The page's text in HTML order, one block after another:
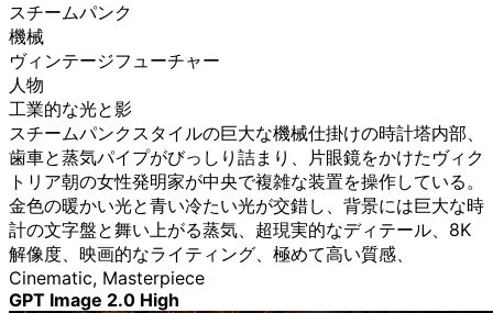
スチームパンク
機械
ヴィンテージフューチャー
人物
工業的な光と影
スチームパンクスタイルの巨大な機械仕掛けの時計塔内部、
歯車と蒸気パイプがびっしり詰まり、片眼鏡をかけたヴィク
トリア朝の女性発明家が中央で複雑な装置を操作している。
金色の暖かい光と青い冷たい光が交錯し、背景には巨大な時
計の文字盤と舞い上がる蒸気、超現実的なディテール、8K
解像度、映画的なライティング、極めて高い質感、
Cinematic, Masterpiece
GPT Image 2.0 High